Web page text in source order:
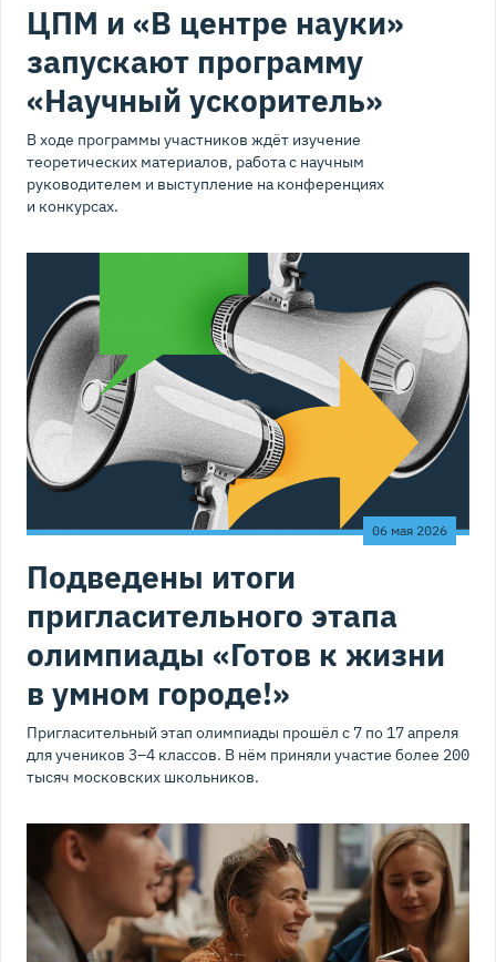
ЦПМ и «В центре науки»
запускают программу
«Научный ускоритель»
В ходе программы участников ждёт изучение
теоретических материалов, работа с научным
руководителем и выступление на конференциях
и конкурсах.
06 мая 2026
Подведены итоги
пригласительного этапа
олимпиады «Готов к жизни
в умном городе!»
Пригласительный этап олимпиады прошёл с 7 по 17 апреля
для учеников 3–4 классов. В нём приняли участие более 200
тысяч московских школьников.